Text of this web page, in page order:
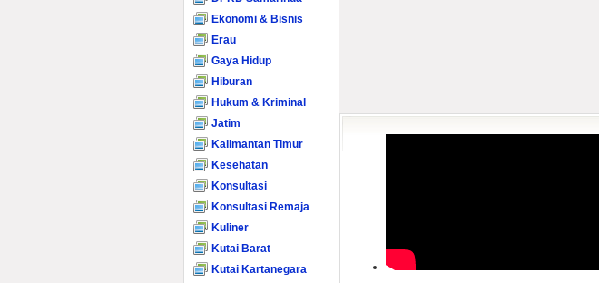
Ekonomi & Bisnis
Erau
Gaya Hidup
Hiburan
Hukum & Kriminal
Jatim
Kalimantan Timur
Kesehatan
Konsultasi
Konsultasi Remaja
Kuliner
Kutai Barat
Kutai Kartanegara